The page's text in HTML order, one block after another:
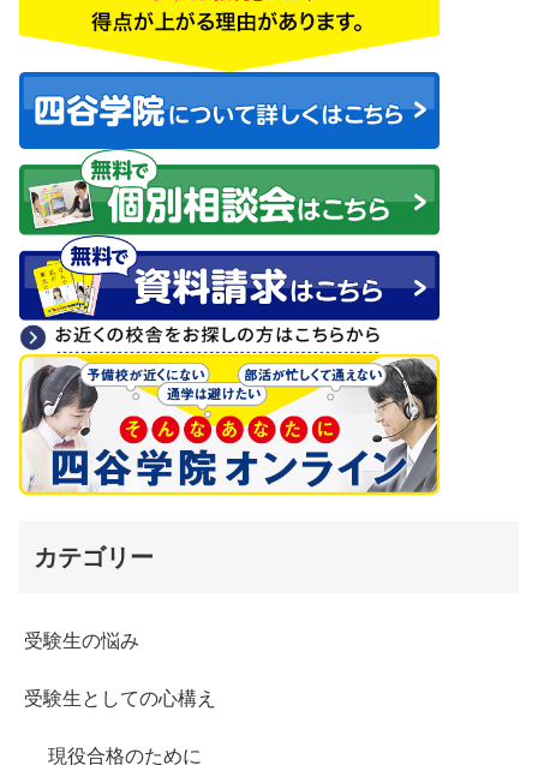
カテゴリー
受験生の悩み
受験生としての心構え
現役合格のために